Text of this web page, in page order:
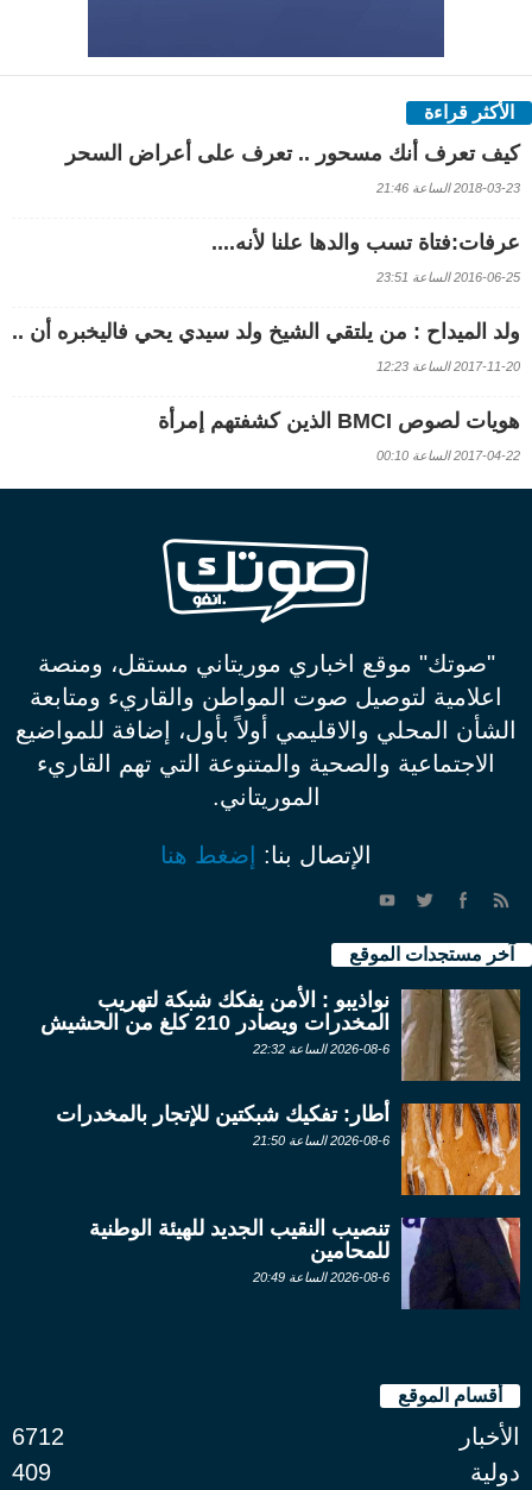
الأكثر قراءة
كيف تعرف أنك مسحور .. تعرف على أعراض السحر
2018-03-23 الساعة 21:46
عرفات:فتاة تسب والدها علنا لأنه....
2016-06-25 الساعة 23:51
ولد الميداح : من يلتقي الشيخ ولد سيدي يحي فاليخبره أن ..
2017-11-20 الساعة 12:23
هويات لصوص BMCI الذين كشفتهم إمرأة
2017-04-22 الساعة 00:10
"صوتك" موقع اخباري موريتاني مستقل، ومنصة
اعلامية لتوصيل صوت المواطن والقاريء ومتابعة
الشأن المحلي والاقليمي أولاً بأول، إضافة للمواضيع
الاجتماعية والصحية والمتنوعة التي تهم القاريء
الموريتاني.
الإتصال بنا: إضغط هنا
آخر مستجدات الموقع
نواذيبو : الأمن يفكك شبكة لتهريب
المخدرات ويصادر 210 كلغ من الحشيش
2026-08-6 الساعة 22:32
أطار: تفكيك شبكتين للإتجار بالمخدرات
2026-08-6 الساعة 21:50
تنصيب النقيب الجديد للهيئة الوطنية
للمحامين
2026-08-6 الساعة 20:49
أقسام الموقع
الأخبار
6712
دولية
409